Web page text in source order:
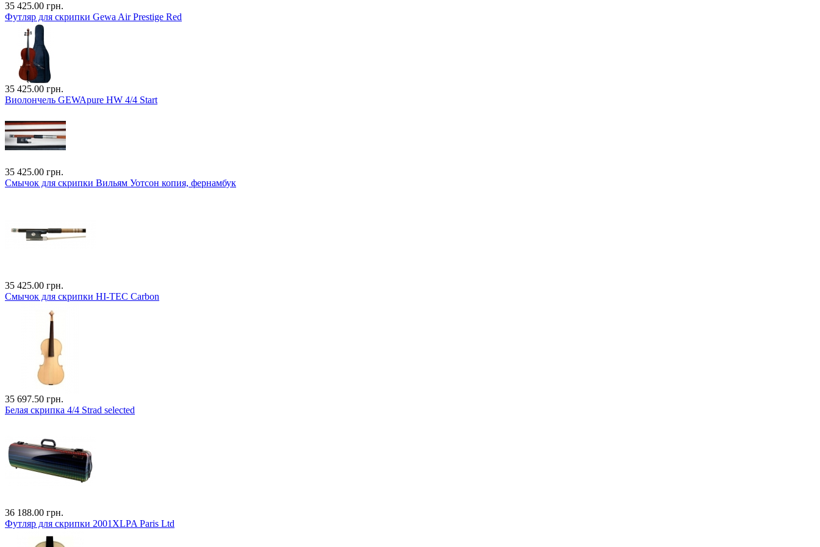
35 425.00 грн.
Футляр для скрипки Gewa Air Prestige Red
35 425.00 грн.
Виолончель GEWApure HW 4/4 Start
35 425.00 грн.
Смычок для скрипки Вильям Уотсон копия, фернамбук
35 425.00 грн.
Смычок для скрипки HI-TEC Carbon
35 697.50 грн.
Белая скрипка 4/4 Strad selected
36 188.00 грн.
Футляр для скрипки 2001XLPA Paris Ltd